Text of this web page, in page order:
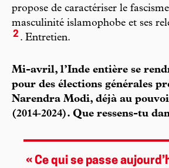
propose de caractériser le
masculinité islamophobe et ses
2 . Entretien.
Mi-avril, l’Inde entière se
pour des élections générales
Narendra Modi, déjà au
(2014‑2024). Que ressens-tu
« Ce qui se passe